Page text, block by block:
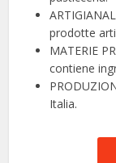
prodotte
MATERIE
contiene
Italia.